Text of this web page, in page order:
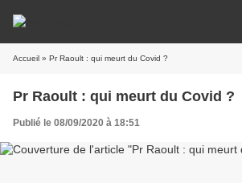
Accueil » Pr Raoult : qui meurt du Covid ?
Pr Raoult : qui meurt du Covid ?
Publié le 08/09/2020 à 18:51